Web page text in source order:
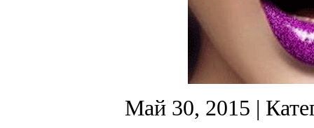
Май 30, 2015 |